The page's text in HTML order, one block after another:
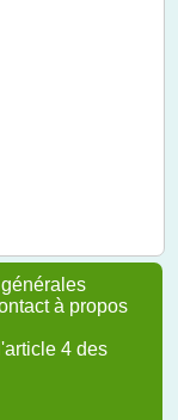
à propos
4 des